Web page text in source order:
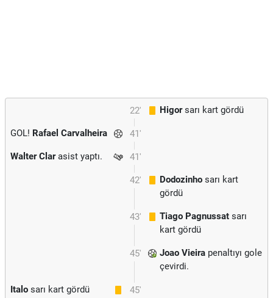
22' Higorsarı kart gördü
41'
GOL! Rafael Carvalheira
41'
Walter Clarasist yaptı.
42' Dodozinho sarı kart
gördü
43' Tiago Pagnussat sarı
kart gördü
45' Joao Vieira penaltıyı gole
çevirdi.
45'
Italo sarı kart gördü